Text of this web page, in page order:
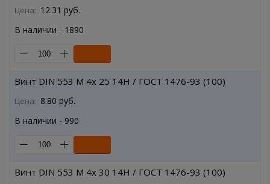
Цена: 12.31 руб.
В наличии - 1890
Винт DIN 553 M 4x 25 14H / ГОСТ 1476-93 (100)
Цена: 8.80 руб.
В наличии - 990
Винт DIN 553 M 4x 30 14H / ГОСТ 1476-93 (100)